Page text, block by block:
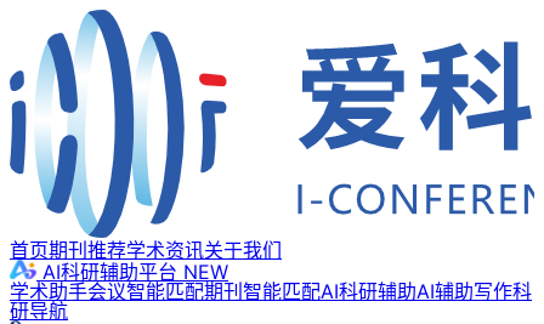
首页期刊推荐学术资讯关于我们
AI科研辅助平台 NEW
学术助手会议智能匹配期刊智能匹配AI科研辅助AI辅助写作科
研导航